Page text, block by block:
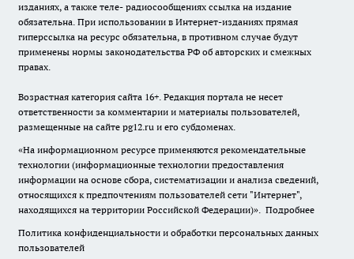
изданиях, а также теле- радиосообщениях ссылка на издание
обязательна. При использовании в Интернет-изданиях прямая
гиперссылка на ресурс обязательна, в противном случае будут
применены нормы законодательства РФ об авторских и смежных
правах.
Возрастная категория сайта 16+. Редакция портала не несет
ответственности за комментарии и материалы пользователей,
размещенные на сайте pg12.ru и его субдоменах.
«На информационном ресурсе применяются рекомендательные
технологии (информационные технологии предоставления
информации на основе сбора, систематизации и анализа сведений,
относящихся к предпочтениям пользователей сети "Интернет",
находящихся на территории Российской Федерации)». Подробнее
Политика конфиденциальности и обработки персональных данных
пользователей